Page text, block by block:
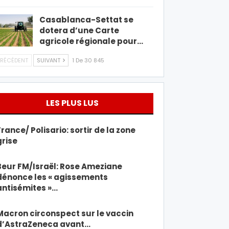
Casablanca-Settat se
dotera d’une Carte
agricole régionale pour…
SUIVANT 1 De 30 845
LES PLUS LUS
Polisario: sortir de la zone
FM/Israël: Rose Ameziane
les « agissements
»…
circonspect sur le vaccin
avant…